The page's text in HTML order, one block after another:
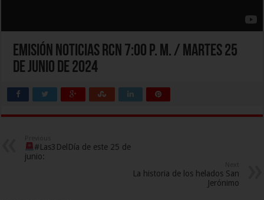
Emisión Noticias RCN 7:00 p. m. / martes 25
de junio de 2024
#Las3DelDía de este 25 de
junio:
La historia de los helados San
Jerónimo